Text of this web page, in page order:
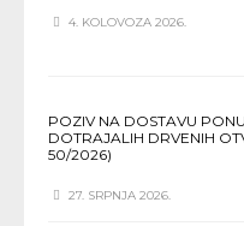
4. KOLOVOZA 2026.
POZIV NA DOSTAVU
DOTRAJALIH DRVENIH
50/2026)
27. SRPNJA 2026.